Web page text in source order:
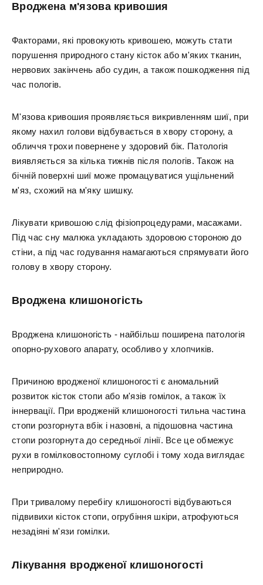
Вроджена м'язова кривошия
Факторами, які провокують кривошею, можуть стати
порушення природного стану кісток або м'яких тканин,
нервових закінчень або судин, а також пошкодження під
час пологів.
М'язова кривошия проявляється викривленням шиї, при
якому нахил голови відбувається в хвору сторону, а
обличчя трохи повернене у здоровий бік. Патологія
виявляється за кілька тижнів після пологів. Також на
бічній поверхні шиї може промацуватися ущільнений
м'яз, схожий на м'яку шишку.
Лікувати кривошою слід фізіопроцедурами, масажами.
Під час сну малюка укладають здоровою стороною до
стіни, а під час годування намагаються спрямувати його
голову в хвору сторону.
Вроджена клишоногість
Вроджена клишоногість - найбільш поширена патологія
опорно-рухового апарату, особливо у хлопчиків.
Причиною вродженої клишоногості є аномальний
розвиток кісток стопи або м'язів гомілок, а також їх
іннервації. При вродженій клишоногості тильна частина
стопи розгорнута вбік і назовні, а підошовна частина
стопи розгорнута до середньої лінії. Все це обмежує
рухи в гомілковостопному суглобі і тому хода виглядає
неприродно.
При тривалому перебігу клишоногості відбуваються
підвивихи кісток стопи, огрубіння шкіри, атрофуються
незадіяні м'язи гомілки.
Лікування вродженої клишоногості